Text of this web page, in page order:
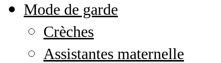
Mode de garde
Crèches
Assistantes maternelle